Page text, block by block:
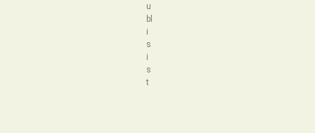
u
bl
i
s
i
s
t